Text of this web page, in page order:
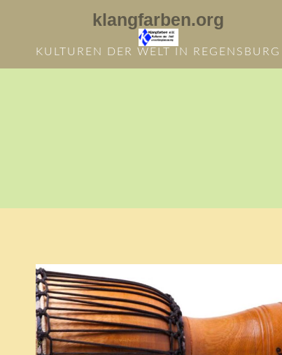
springen
klangfarben.org
KULTUREN DER WELT IN REGENSBURG